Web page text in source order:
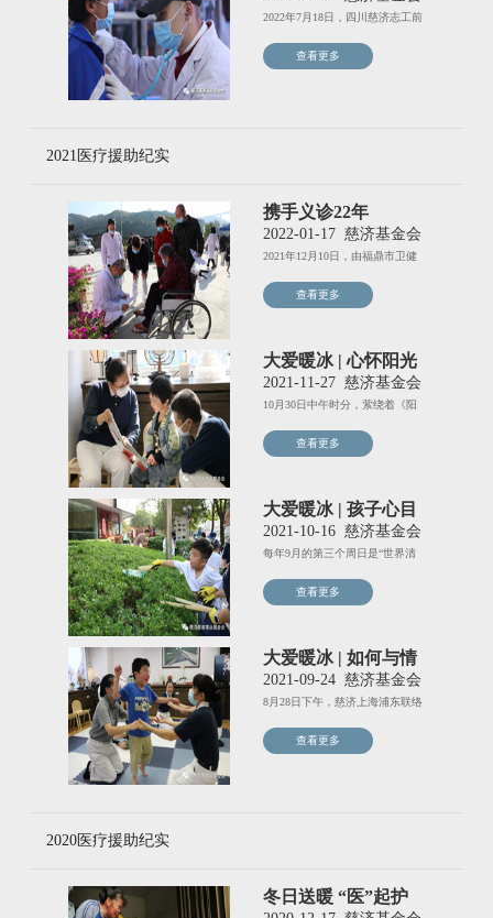
2022年7月18日，四川慈济志工前
查看更多
2021医疗援助纪实
携手义诊22年
2022-01-17 慈济基金会
2021年12月10日，由福鼎市卫健
查看更多
大爱暖冰 | 心怀阳光
化碍为爱
2021-11-27 慈济基金会
10月30日中午时分，萦绕着《阳
查看更多
大爱暖冰 | 孩子心目
中的地球
2021-10-16 慈济基金会
每年9月的第三个周日是“世界清
查看更多
大爱暖冰 | 如何与情
绪相处
2021-09-24 慈济基金会
8月28日下午，慈济上海浦东联络
查看更多
2020医疗援助纪实
冬日送暖 “医”起护